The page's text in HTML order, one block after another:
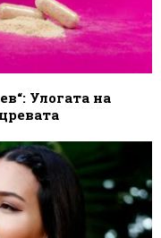
Улогата на